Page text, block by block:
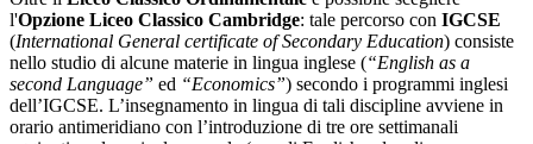
l'Opzione Liceo Classico Cambridge: tale percorso con IGCSE
(International General certificate of Secondary Education) consiste
nello studio di alcune materie in lingua inglese (“English as a
second Language” ed “Economics”) secondo i programmi inglesi
dell’IGCSE. L’insegnamento in lingua di tali discipline avviene in
orario antimeridiano con l’introduzione di tre ore settimanali